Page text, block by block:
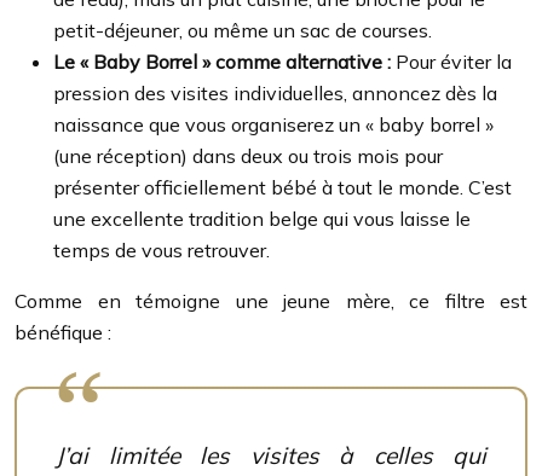
petit-déjeuner, ou même un sac de courses.
Le « Baby Borrel » comme alternative : Pour éviter la
pression des visites individuelles, annoncez dès la
naissance que vous organiserez un « baby borrel »
(une réception) dans deux ou trois mois pour
présenter officiellement bébé à tout le monde. C’est
une excellente tradition belge qui vous laisse le
temps de vous retrouver.
Comme en témoigne une jeune mère, ce filtre est
bénéfique :
J’ai limitée les visites à celles qui